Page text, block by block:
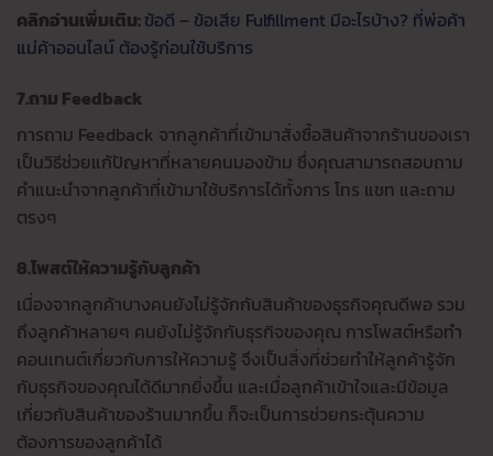
คลิกอ่านเพิ่มเติม:ข้อดี – ข้อเสีย Fulfillment มีอะไรบ้าง? ที่พ่อค้า
แม่ค้าออนไลน์ ต้องรู้ก่อนใช้บริการ
7.ถาม Feedback
การถาม Feedback จากลูกค้าที่เข้ามาสั่งซื้อสินค้าจากร้านของเรา
เป็นวิธีช่วยแก้ปัญหาที่หลายคนมองข้าม ซึ่งคุณสามารถสอบถาม
คำแนะนำจากลูกค้าที่เข้ามาใช้บริการได้ทั้งการ โทร แชท และถาม
ตรงๆ
8.โพสต์ให้ความรู้กับลูกค้า
เนื่องจากลูกค้าบางคนยังไม่รู้จักกับสินค้าของธุรกิจคุณดีพอ รวม
ถึงลูกค้าหลายๆ คนยังไม่รู้จักกับธุรกิจของคุณ การโพสต์หรือทำ
คอนเทนต์เกี่ยวกับการให้ความรู้ จึงเป็นสิ่งที่ช่วยทำให้ลูกค้ารู้จัก
กับธุรกิจของคุณได้ดีมากยิ่งขึ้น และเมื่อลูกค้าเข้าใจและมีข้อมูล
เกี่ยวกับสินค้าของร้านมากขึ้น ก็จะเป็นการช่วยกระตุ้นความ
ต้องการของลูกค้าได้